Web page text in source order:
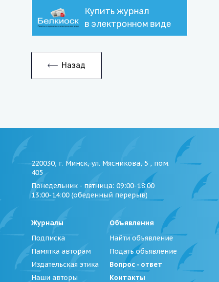
Купить журнал
в электронном виде
Назад
220030, г. Минск, ул. Мясникова, 5 , пом.
405
Понедельник - пятница: 09:00-18:00
13:00-14:00 (обеденный перерыв)
Журналы
Подписка
Памятка авторам
Издательская этика
Наши авторы
Объявления
Найти объявление
Подать объявление
Вопрос - ответ
Контакты